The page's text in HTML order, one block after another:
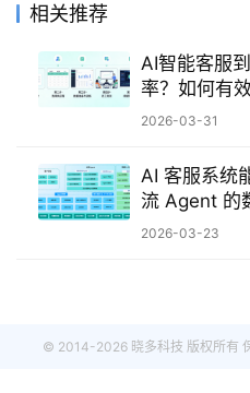
相关推荐
AI智能客服
率？如何有
到落地步骤
2026-03-31
AI 客服系统
流 Agent 的
2026-03-23
© 2014-2026 晓多科技 版权所有